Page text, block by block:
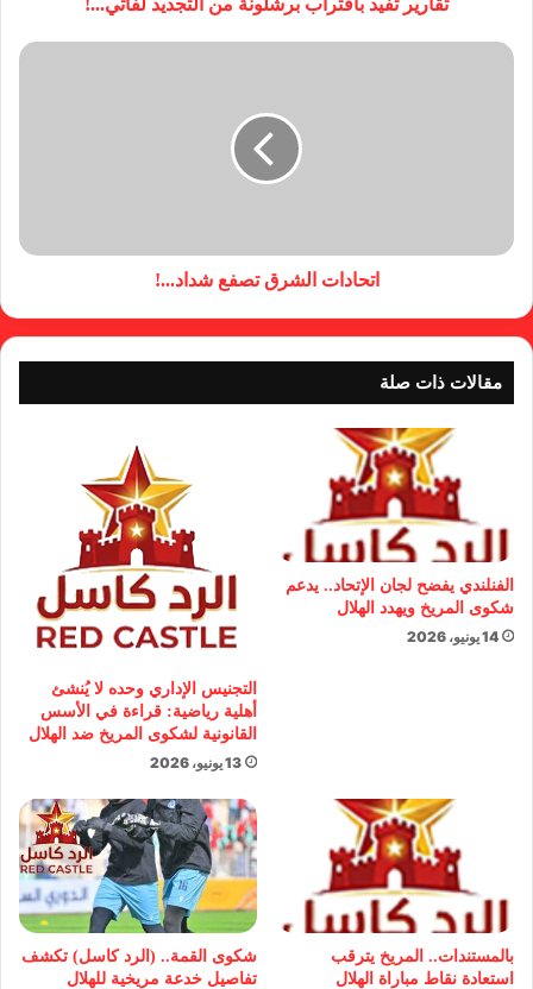
تقارير تفيد باقتراب برشلونة من التجديد لفاتي...!
اتحادات الشرق تصفع شداد...!
مقالات ذات صلة
الفنلندي يفضح لجان الإتحاد.. يدعم
شكوى المريخ ويهدد الهلال
14 يونيو، 2026
التجنيس الإداري وحده لا يُنشئ
أهلية رياضية: قراءة في الأسس
القانونية لشكوى المريخ ضد الهلال
13 يونيو، 2026
بالمستندات.. المريخ يترقب
استعادة نقاط مباراة الهلال
شكوى القمة.. (الرد كاسل) تكشف
تفاصيل خدعة مريخية للهلال